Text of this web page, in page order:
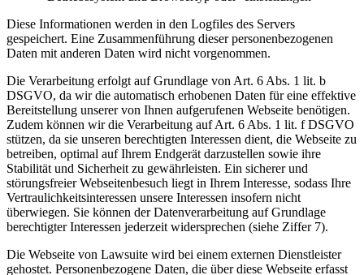
Diese Informationen werden in den Logfiles des Servers
gespeichert. Eine Zusammenführung dieser personenbezogenen
Daten mit anderen Daten wird nicht vorgenommen.
Die Verarbeitung erfolgt auf Grundlage von Art. 6 Abs. 1 lit. b
DSGVO, da wir die automatisch erhobenen Daten für eine effektive
Bereitstellung unserer von Ihnen aufgerufenen Webseite benötigen.
Zudem können wir die Verarbeitung auf Art. 6 Abs. 1 lit. f DSGVO
stützen, da sie unseren berechtigten Interessen dient, die Webseite zu
betreiben, optimal auf Ihrem Endgerät darzustellen sowie ihre
Stabilität und Sicherheit zu gewährleisten. Ein sicherer und
störungsfreier Webseitenbesuch liegt in Ihrem Interesse, sodass Ihre
Vertraulichkeitsinteressen unsere Interessen insofern nicht
überwiegen. Sie können der Datenverarbeitung auf Grundlage
berechtigter Interessen jederzeit widersprechen (siehe Ziffer 7).
Die Webseite von Lawsuite wird bei einem externen Dienstleister
gehostet. Personenbezogene Daten, die über diese Webseite erfasst